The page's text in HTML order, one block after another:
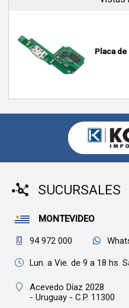
Placa
SUCURSALES
MONTEVIDEO
94 972 000
Lun. a Vie. de 9 a 18 hs.
Acevedo Díaz 2028
- Uruguay - C.P. 11300